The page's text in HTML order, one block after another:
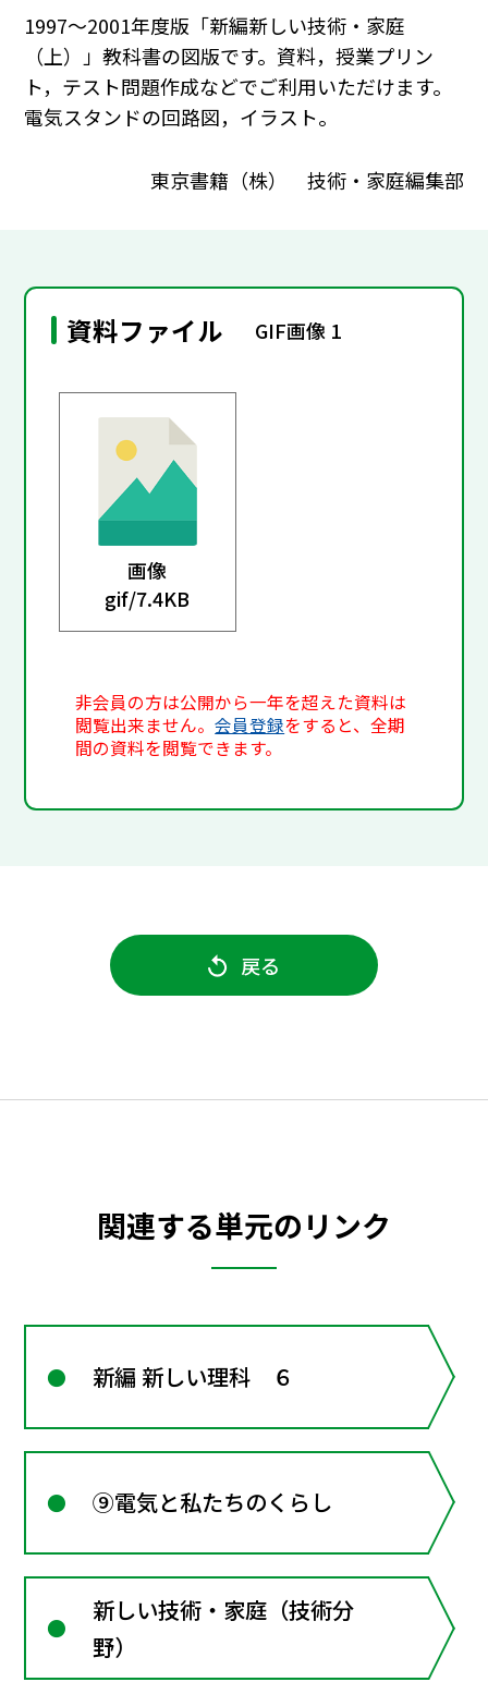
1997～2001年度版「新編新しい技術・家庭
（上）」教科書の図版です。資料，授業プリン
ト，テスト問題作成などでご利用いただけます。
電気スタンドの回路図，イラスト。
東京書籍（株） 技術・家庭編集部
資料ファイル GIF画像 1
画像
gif/7.4KB
非会員の方は公開から一年を超えた資料は
閲覧出来ません。会員登録をすると、全期
間の資料を閲覧できます。
戻る
関連する単元のリンク
新編 新しい理科 ６
⑨電気と私たちのくらし
新しい技術・家庭（技術分
野）